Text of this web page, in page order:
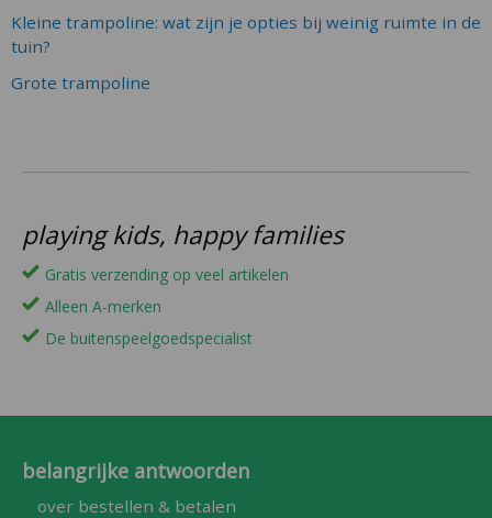
Kleine trampoline: wat zijn je opties bij weinig ruimte in de
tuin?
Grote trampoline
playing kids, happy families
Gratis verzending op veel artikelen
Alleen A-merken
De buitenspeelgoedspecialist
belangrijke antwoorden
over bestellen & betalen